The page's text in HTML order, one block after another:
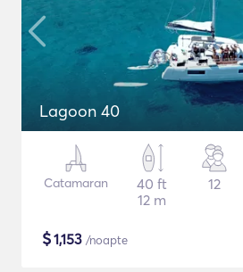
Lagoon 40
Catamaran
40 ft
12 m
12
$1,153 /noapte